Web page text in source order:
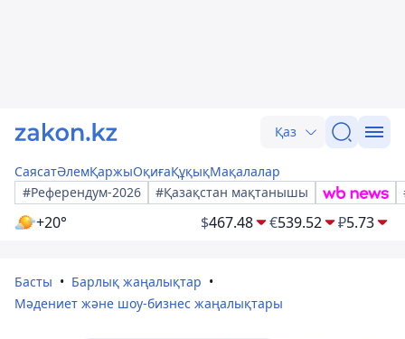
Қаз
СаясатӘлемҚаржыОқиғаҚұқықМақалалар
#Референдум-2026
#Қазақстан мақтанышы
+20° $467.48 €539.52 ₽5.73
Басты
Барлық жаңалықтар
Мәдениет және шоу-бизнес жаңалықтары